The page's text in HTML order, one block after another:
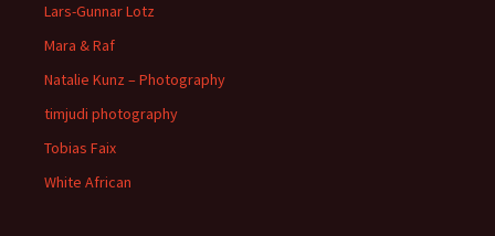
Lars-Gunnar Lotz
Mara & Raf
Natalie Kunz – Photography
timjudi photography
Tobias Faix
White African